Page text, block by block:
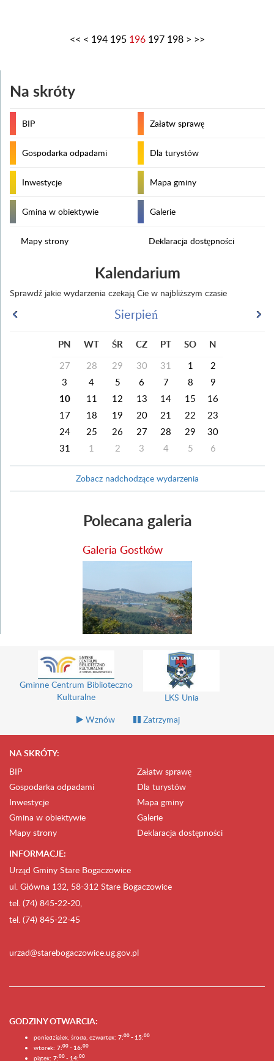
<< < 194 195 196 197 198 > >>
Na skróty
BIP Załatw sprawę
Gospodarka odpadami Dla turystów
Inwestycje Mapa gminy
Gmina w obiektywie Galerie
Mapy strony Deklaracja dostępności
Kalendarium
Sprawdź jakie wydarzenia czekają Cie w najbliższym czasie
Sierpień
PN WT ŚR CZ PT SO N
27 28 29 30 31 1
2
3
4 5 6 7 8 9
10 11 12 13 14 15
16
17
18 19 20 21 22
23
24
25 26 27 28 29
30
31
1 2 3 4 5 6
Zobacz nadchodzące wydarzenia
Polecana galeria
Galeria Gostków
Gminne Centrum Biblioteczno
Kulturalne
LKS Unia
Wznów
Zatrzymaj
NA SKRÓTY:
BIP
Załatw sprawę
Gospodarka odpadami
Dla turystów
Inwestycje
Mapa gminy
Gmina w obiektywie
Galerie
Mapy strony
Deklaracja dostępności
INFORMACJE:
Urząd Gminy Stare Bogaczowice
ul. Główna 132, 58-312 Stare Bogaczowice
tel. (74) 845-22-20,
tel. (74) 845-22-45
urzad@starebogaczowice.ug.gov.pl
GODZINY OTWARCIA:
poniedziałek, środa, czwartek: 7:00 - 15:00
wtorek: 7:00 - 16:00
piątek: 7:00 - 14:00